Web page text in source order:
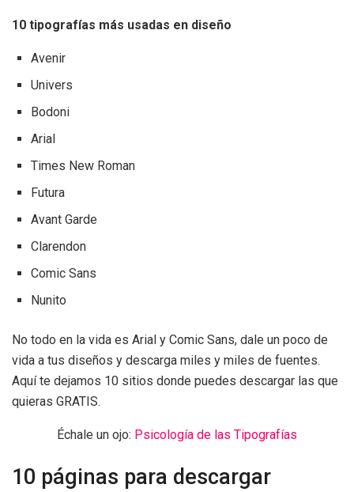
10 tipografías más usadas en diseño
Avenir
Univers
Bodoni
Arial
Times New Roman
Futura
Avant Garde
Clarendon
Comic Sans
Nunito
No todo en la vida es Arial y Comic Sans, dale un poco de
vida a tus diseños y descarga miles y miles de fuentes.
Aquí te dejamos 10 sitios donde puedes descargar las que
quieras GRATIS.
Échale un ojo: Psicología de las Tipografías
10 páginas para descargar